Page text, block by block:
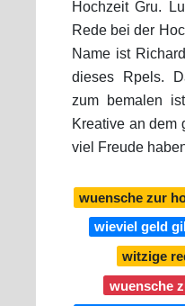
Hochzeit Gru.
Rede bei der
Name ist
dieses Rpels.
zum bemalen
Kreative an dem
viel Freude
wuensche zur
wieviel geld
witzige
wuensche